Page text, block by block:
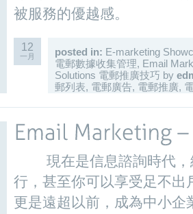
被服務的優越感。
12
一月 posted in: E-marketing
電郵數據收集管理, Email
Solutions 電郵推廣技巧 by
郵列表, 電郵廣告, 電郵推廣,
現在是信息諮詢時代，
行，甚至你可以享受足不出
更是遠超以前，成為中小